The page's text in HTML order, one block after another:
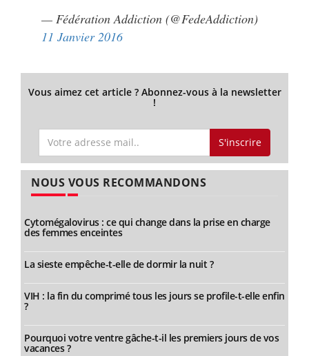
— Fédération Addiction (@FedeAddiction)
11 Janvier 2016
Vous aimez cet article ? Abonnez-vous à la newsletter
!
S'inscrire
NOUS VOUS RECOMMANDONS
Cytomégalovirus : ce qui change dans la prise en charge
des femmes enceintes
La sieste empêche-t-elle de dormir la nuit ?
VIH : la fin du comprimé tous les jours se profile-t-elle enfin
?
Pourquoi votre ventre gâche-t-il les premiers jours de vos
vacances ?